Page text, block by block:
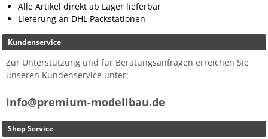
Alle Artikel direkt ab Lager lieferbar
Lieferung an DHL Packstationen
Kundenservice
Zur Unterstützung und für Beratungsanfragen erreichen Sie
unseren Kundenservice unter:
info@premium-modellbau.de
Shop Service